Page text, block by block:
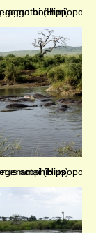
boehmi)
amphibius)